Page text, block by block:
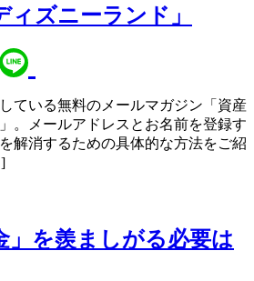
ィズニーランド」
ている無料のメールマガジン「資産
。メールアドレスとお名前を登録す
解消するための具体的な方法をご紹
」を羨ましがる必要は